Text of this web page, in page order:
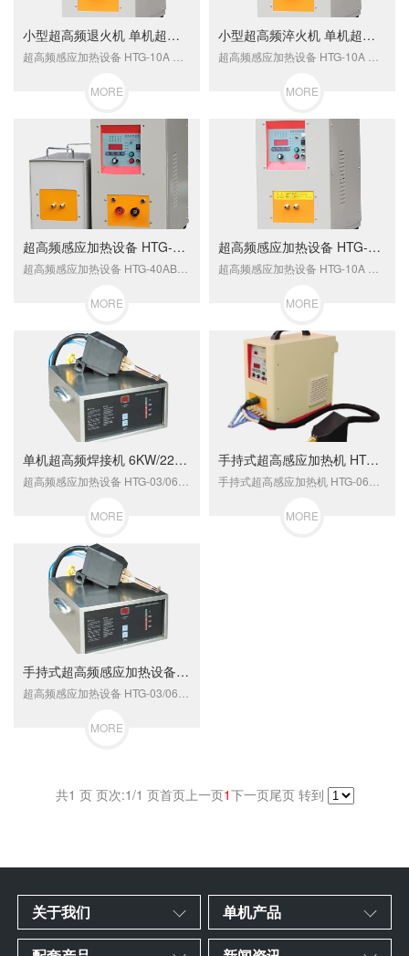
小型超高频退火机 单机超高频感应退火设备
MORE
小型超高频淬火机 单机超高频淬火设备
MORE
超高频感应加热设备 HTG-40AB
MORE
超高频感应加热设备 HTG-10A
MORE
单机超高频焊接机 6KW/220V分体手持超高频焊机
MORE
手持式超高感应加热机 HTG-06A 超高频淬火机6KW
MORE
手持式超高频感应加热设备 HTG-03/06 超高频焊接机6KW
MORE
共1 页 页次:1/1 页首页上一页1下一页尾页转到
关于我们 单机产品